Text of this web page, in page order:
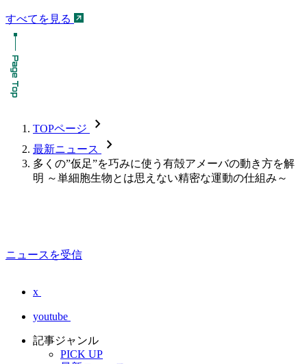
すべてを見る
TOPページ chevron_forward
最新ニュース chevron_forward
多くの”仮足”を巧みに使う有殻アメーバの動き方を解
明 ～単細胞生物とは思えない精密な運動の仕組み～
ニュースを受信
x
youtube
記事ジャンル
PICK UP